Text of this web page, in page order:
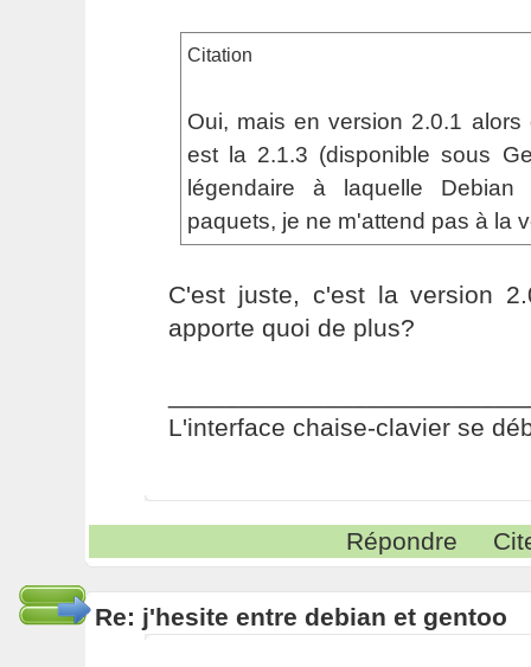
Citation
Oui, mais en version 2.0.1
est la 2.1.3 (disponible sous
légendaire à laquelle
paquets, je ne m'attend pas à la
C'est juste, c'est la version
apporte quoi de plus?
L'interface chaise-clavier se
Répondre
Re: j'hesite entre debian et gentoo